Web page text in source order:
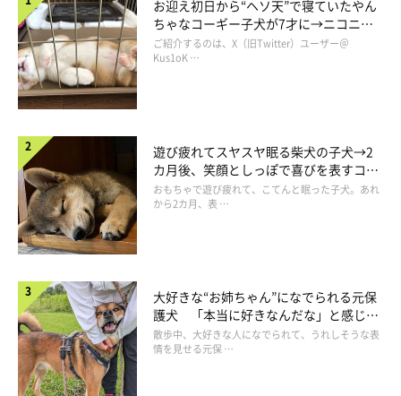
まったりくつろぎ中のりんちゃん
＠shibawanwan08
飼い主さんにりんちゃんの性格を伺うと、次のように教えてくれ
ました。
飼い主さん：
「家族以外にはなかなか慣れられず、距離を保ってしまうほどビ
ビりなコです。でも、犬や猫とはお友だちになりたいようで、お
お迎え初日から“ヘソ天”で寝ていたやん
ちゃなコーギー子犬が7才に→ニコニ
コ“コーギースマイル”が魅力のコに成
長！
ご紹介するのは、X（旧Twitter）ユーザー＠
Kus1oK …
遊び疲れてスヤスヤ眠る柴犬の子犬→2
カ月後、笑顔としっぽで喜びを表すコに
成長！
おもちゃで遊び疲れて、こてんと眠った子犬。あれ
から2カ月、表 …
大好きな“お姉ちゃん”になでられる元保
護犬 「本当に好きなんだな」と感じる
表情にほっこり
散歩中、大好きな人になでられて、うれしそうな表
情を見せる元保 …